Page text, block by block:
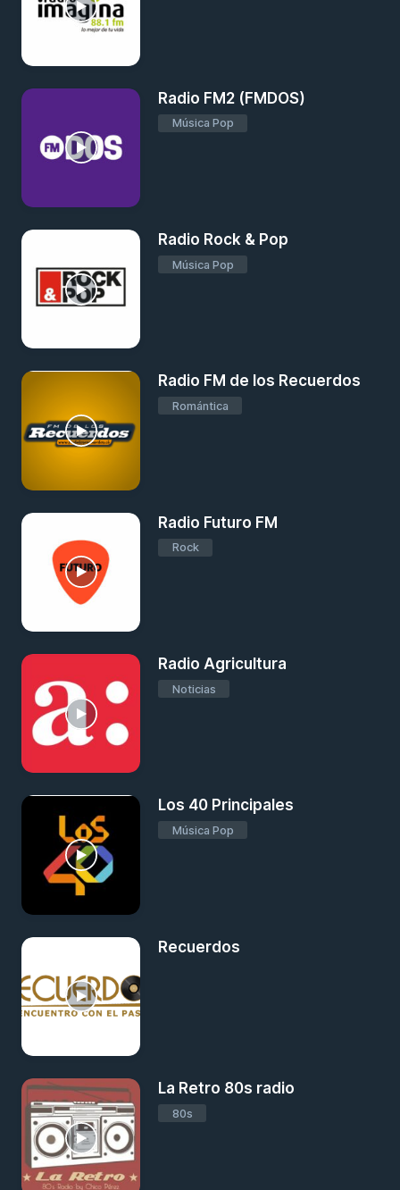
Radio FM2 (FMDOS)
Música Pop
Radio Rock & Pop
Música Pop
Radio FM de los Recuerdos
Romántica
Radio Futuro FM
Rock
Radio Agricultura
Noticias
Los 40 Principales
Música Pop
Recuerdos
La Retro 80s radio
80s